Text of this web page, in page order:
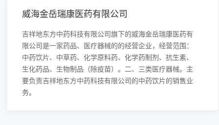
威海金岳瑞康医药有限公司
吉祥地东方中药科技有限公司旗下的威海金岳瑞康医药有
限公司是一家药品、医疗器械的的经营企业，经营范围：
中药饮片、中草药、化学原料药、化学药制剂、抗生素、
生化药品、生物制品（除疫苗）。二、三类医疗器械。主
要负责吉祥地东方中药科技有限公司的中药饮片的销售业
务。